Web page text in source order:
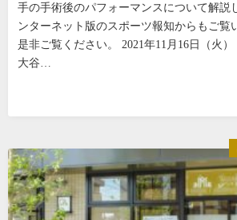
手の手術後のパフォーマンスについて解説
ンターネット版のスポーツ報知からもご覧
是非ご覧ください。 2021年11月16日（火）
大谷…